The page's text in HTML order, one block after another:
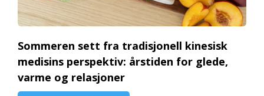
Sommeren sett fra tradisjonell kinesisk
medisins perspektiv: årstiden for glede,
varme og relasjoner